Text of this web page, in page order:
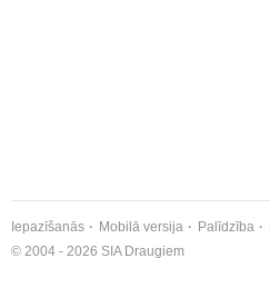
Iepazīšanās Mobilā versija Palīdzība
© 2004 - 2026 SIA Draugiem